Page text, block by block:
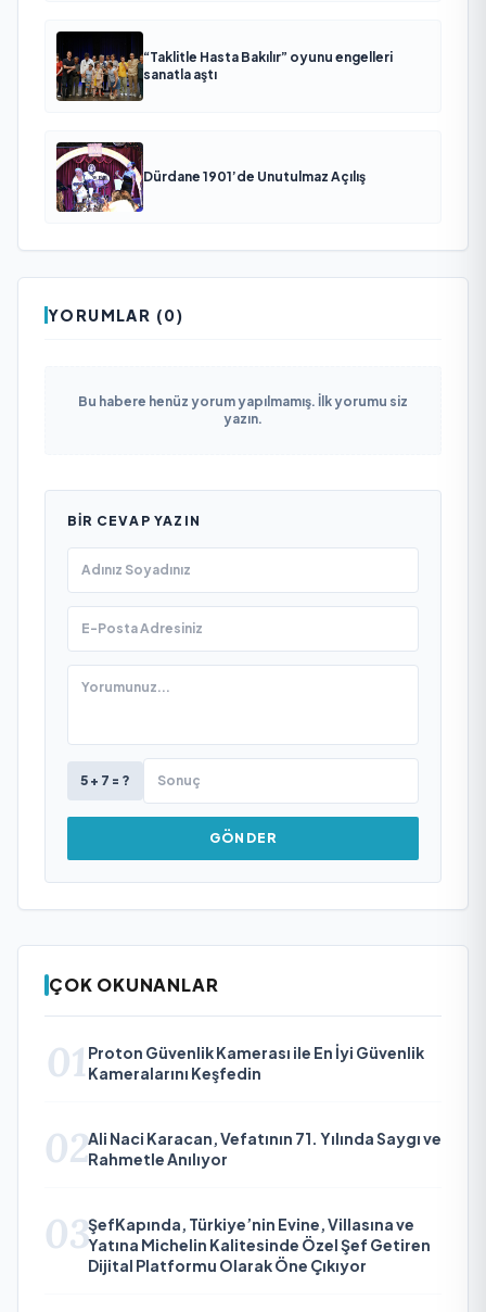
“Taklitle Hasta Bakılır” oyunu engelleri
sanatla aştı
Dürdane 1901’de Unutulmaz Açılış
YORUMLAR (0)
Bu habere henüz yorum yapılmamış. İlk yorumu siz
yazın.
BIR CEVAP YAZIN
5 + 7 = ?
GÖNDER
ÇOK OKUNANLAR
01 Proton Güvenlik Kamerası ile En İyi Güvenlik
Kameralarını Keşfedin
02Ali Naci Karacan, Vefatının 71. Yılında Saygı ve
Rahmetle Anılıyor
03ŞefKapında, Türkiye’nin Evine, Villasına ve
Yatına Michelin Kalitesinde Özel Şef Getiren
Dijital Platformu Olarak Öne Çıkıyor